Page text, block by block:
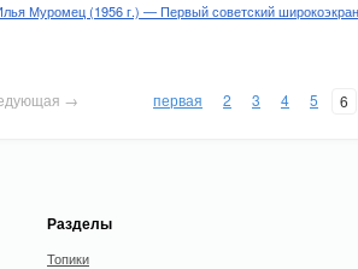
Муромец (1956 г.) — Первый советский
→ первая 2 3 4 5 6
Разделы
Топики